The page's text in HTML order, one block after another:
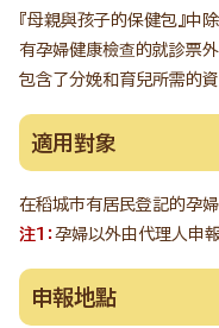
『母親與孩子的保健包』中
有孕婦健康檢查的就診票外
包含了分娩和育兒所需的資
適用對象
在稻城市有居民登記的孕婦
注1：孕婦以外由代理人申報
申報地點